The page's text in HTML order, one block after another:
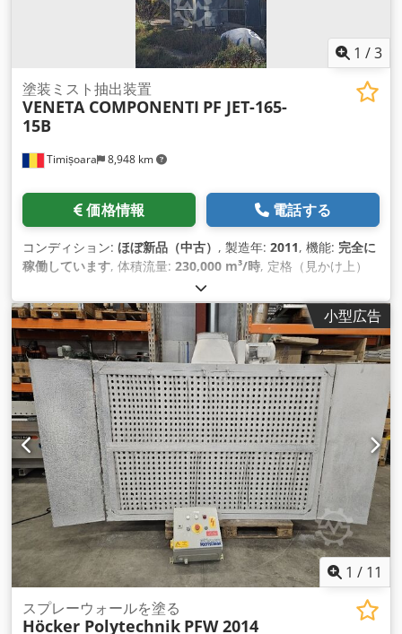
1 /3
Timișoara 8,948 km
塗装ミスト抽出装置
VENETA COMPONENTI PF JET-165-
15B
価格情報 電話する
コンディション: ほぼ新品（中古） , 製造年: 2011, 機能: 完全に
稼働しています, 体積流量: 230,000 m³/時, 定格（見かけ上）
22 kVA（キロボルトアンペア）
小型広告
1 / 11
スプレーウォールを塗る
Höcker Polytechnik PFW 2014